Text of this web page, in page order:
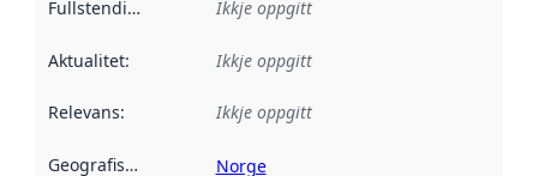
Fullstendigheit Ikkje oppgitt
Aktualitet: Ikkje oppgitt
Relevans: Ikkje oppgitt
Geografisk område Norge